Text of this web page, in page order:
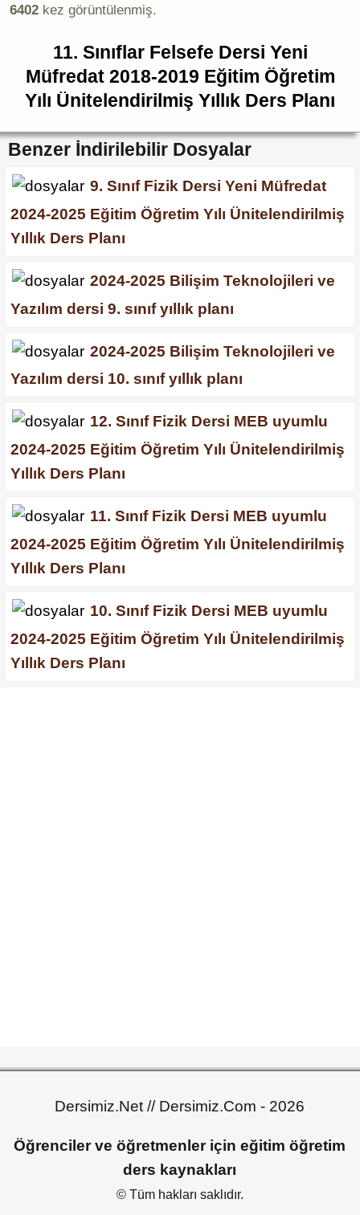
6402 kez görüntülenmiş.
11. Sınıflar Felsefe Dersi Yeni
Müfredat 2018-2019 Eğitim Öğretim
Yılı Ünitelendirilmiş Yıllık Ders Planı
Benzer İndirilebilir Dosyalar
9. Sınıf Fizik Dersi Yeni Müfredat
2024-2025 Eğitim Öğretim Yılı Ünitelendirilmiş
Yıllık Ders Planı
2024-2025 Bilişim Teknolojileri ve
Yazılım dersi 9. sınıf yıllık planı
2024-2025 Bilişim Teknolojileri ve
Yazılım dersi 10. sınıf yıllık planı
12. Sınıf Fizik Dersi MEB uyumlu
2024-2025 Eğitim Öğretim Yılı Ünitelendirilmiş
Yıllık Ders Planı
11. Sınıf Fizik Dersi MEB uyumlu
2024-2025 Eğitim Öğretim Yılı Ünitelendirilmiş
Yıllık Ders Planı
10. Sınıf Fizik Dersi MEB uyumlu
2024-2025 Eğitim Öğretim Yılı Ünitelendirilmiş
Yıllık Ders Planı
Dersimiz.Net // Dersimiz.Com - 2026
Öğrenciler ve öğretmenler için eğitim öğretim
ders kaynakları
© Tüm hakları saklıdır.